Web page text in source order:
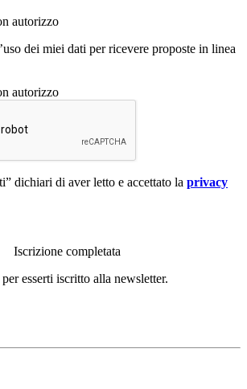
autorizzo
dei miei dati per ricevere proposte in linea
autorizzo
dichiari di aver letto e accettato la privacy
Iscrizione completata
esserti iscritto alla newsletter.